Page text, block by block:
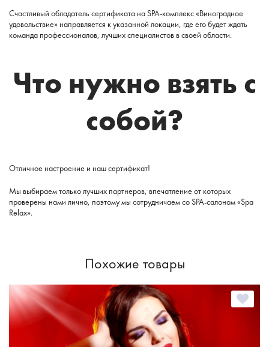
Счастливый обладатель сертификата на SPA-комплекс «Виноградное
удовольствие» направляется к указанной локации, где его будет ждать
команда профессионалов, лучших специалистов в своей области.
Что нужно взять с
собой?
Отличное настроение и наш сертификат!
Мы выбираем только лучших партнеров, впечатление от которых
проверены нами лично, поэтому мы сотрудничаем со SPA-салоном «Spa
Relax».
Похожие товары